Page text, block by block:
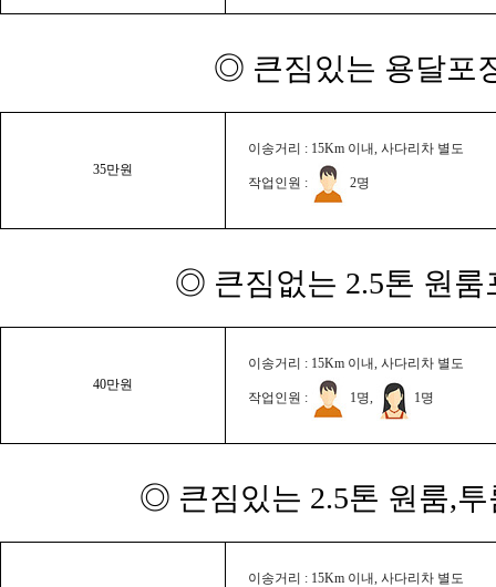
◎ 큰짐있는 용달포
35만원
이송거리 : 15Km 이내, 사다리차 별도
작업인원 : 2명
◎ 큰짐없는 2.5톤 원룸
40만원
이송거리 : 15Km 이내, 사다리차 별도
작업인원 : 1명, 1명
◎ 큰짐있는 2.5톤 원룸,
이송거리 : 15Km 이내, 사다리차 별도